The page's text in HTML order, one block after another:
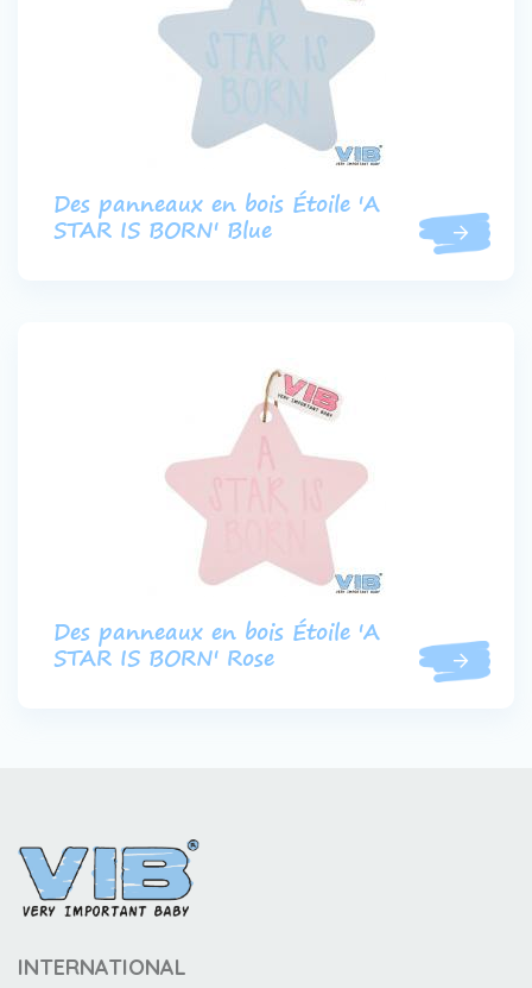
Des panneaux en bois Étoile 'A
STAR IS BORN' Blue
Des panneaux en bois Étoile 'A
STAR IS BORN' Rose
INTERNATIONAL